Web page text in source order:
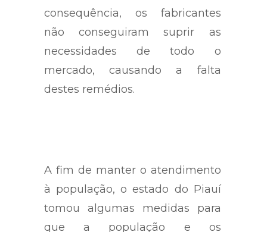
consequência, os fabricantes
não conseguiram suprir as
necessidades de todo o
mercado, causando a falta
destes remédios.
A fim de manter o atendimento
à população, o estado do Piauí
tomou algumas medidas para
que a população e os